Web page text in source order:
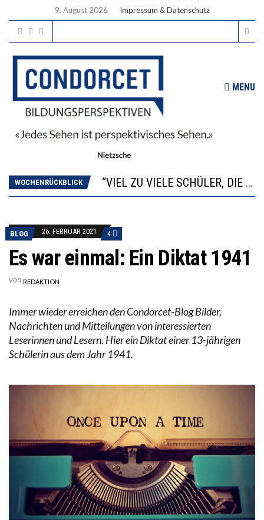
9. August 2026 Impressum & Datenschutz
MENU
WOCHENRÜCKBLICK
“VIEL ZU VIELE SCHÜLER, DIE GEMESSEN AN IHREN FÄHIGKEITEN GAR NICHT ANS GYMNASIUM GEHÖREN”
DIE GANZE HILFLOSIGKEIT DES BILDUNGSBÜRGERTUMS
BLOG 26. FEBRUAR 2021 4
Es war einmal: Ein Diktat 1941
von REDAKTION
Immer wieder erreichen den Condorcet-Blog Bilder,
Nachrichten und Mitteilungen von interessierten
Leserinnen und Lesern. Hier ein Diktat einer 13-jährigen
Schülerin aus dem Jahr 1941.